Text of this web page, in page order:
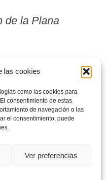
las cookies
como las cookies para
consentimiento de estas
de navegación o las
el consentimiento, puede
Ver preferencias
de la Plana